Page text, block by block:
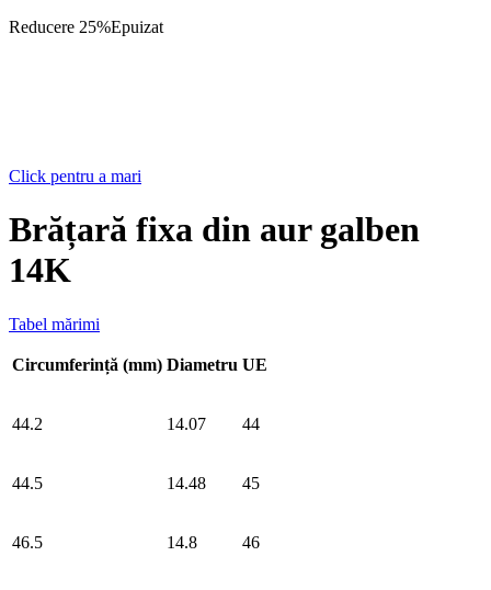
Reducere 25%Epuizat
Click pentru a mari
Brățară fixa din aur galben
14K
Tabel mărimi
Circumferință (mm) Diametru UE
44.2 14.07 44
44.5 14.48 45
46.5 14.8 46